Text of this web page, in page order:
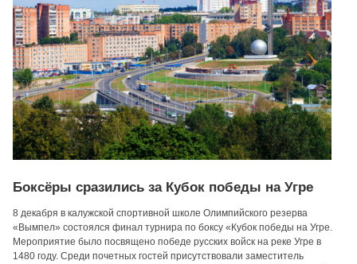
Боксёры сразились за Кубок победы на Угре
8 декабря в калужской спортивной школе Олимпийского резерва
«Вымпел» состоялся финал турнира по боксу «Кубок победы на Угре.
Мероприятие было посвящено победе русских войск на реке Угре в
1480 году. Среди почетных гостей присутствовали заместитель